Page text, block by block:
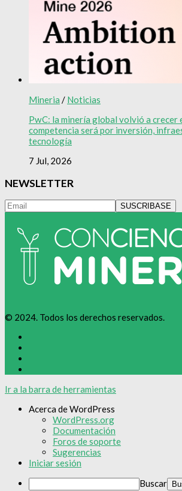
Mineria / Noticias
PwC: la minería global volvió a crecer
competencia será por inversión,
tecnología
7 Jul, 2026
NEWSLETTER
© 2024. Todos los derechos reservados.
Ir a la barra de herramientas
Acerca de WordPress
WordPress.org
Documentación
Foros de soporte
Sugerencias
Iniciar sesión
Buscar